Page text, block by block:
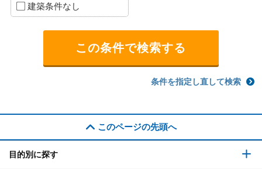
建築条件なし
条件を指定し直して検索
このページの先頭へ
目的別に探す